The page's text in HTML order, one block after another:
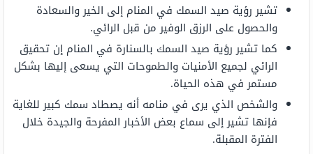
تشير رؤية صيد السمك في المنام إلى الخير والسعادة
والحصول على الرزق الوفير من قبل الرائي.
كما تشير رؤية صيد السمك بالسنارة في المنام إن تحقيق
الرائي لجميع الأمنيات والطموحات التي يسعى إليها بشكل
مستمر في هذه الحياة.
والشخص الذي يرى في منامه أنه يصطاد سمك كبير للغاية
فإنها تشير إلى سماع بعض الأخبار المفرحة والجيدة خلال
الفترة المقبلة.